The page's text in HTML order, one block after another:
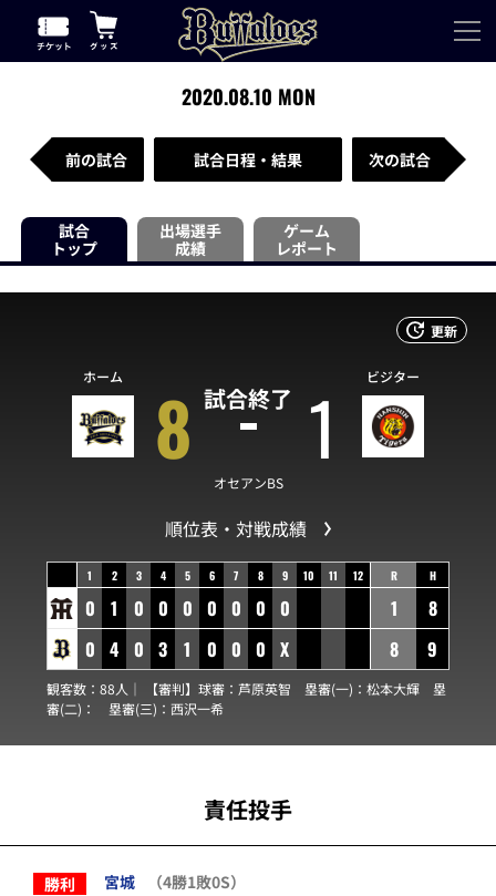
2020.08.10 MON
前の試合 試合日程・結果 次の試合
試合
トップ
出場選手
成績
ゲーム
レポート
更新
試合終了
ホーム 8 1 ビジター
オセアンBS
順位表・対戦成績
1 2 3 4 5 6 7 8 9 10 11 12
0 1 0 0 0 0 0 0 0
0 4 0 3 1 0 0 0 X
R H
1
8
8
9
観客数：88人｜ 【審判】球審： 芦原英智 塁審(一)： 松本大輝 塁
審(二)：
塁審(三)： 西沢一希
責任投手
勝利 宮城
（4勝1敗0S）